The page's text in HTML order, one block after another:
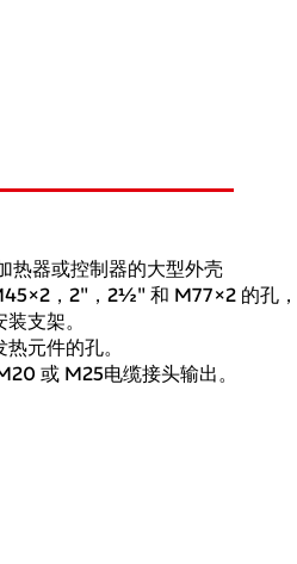
热器或控制器的大型外壳
，2"，2½" 和 M77×2 的孔，
支架。
元件的孔。
或 M25电缆接头输出。